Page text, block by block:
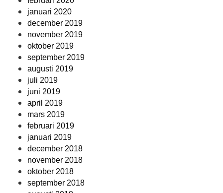
januari 2020
december 2019
november 2019
oktober 2019
september 2019
augusti 2019
juli 2019
juni 2019
april 2019
mars 2019
februari 2019
januari 2019
december 2018
november 2018
oktober 2018
september 2018